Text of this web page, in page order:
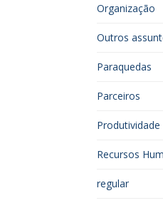
Organização
Outros
Paraquedas
Parceiros
Produtividade
Recursos
regular